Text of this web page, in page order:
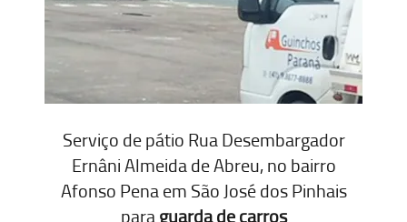
Serviço de pátio Rua Desembargador
Ernâni Almeida de Abreu, no bairro
Afonso Pena em São José dos Pinhais
paraguarda de carros